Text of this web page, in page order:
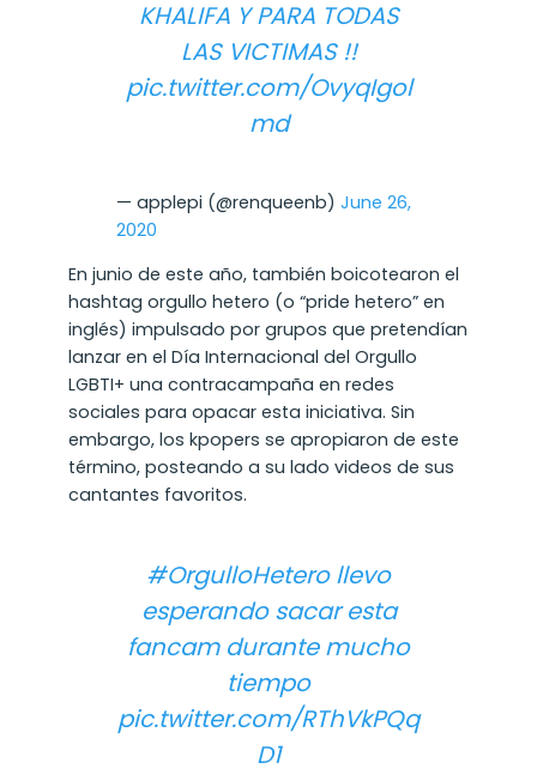
KHALIFA Y PARA TODAS
LAS VICTIMAS !!
pic.twitter.com/OvyqIgol
md
— applepi (@renqueenb) June 26,
2020
En junio de este año, también boicotearon el
hashtag orgullo hetero (o “pride hetero” en
inglés) impulsado por grupos que pretendían
lanzar en el Día Internacional del Orgullo
LGBTI+ una contracampaña en redes
sociales para opacar esta iniciativa. Sin
embargo, los kpopers se apropiaron de este
término, posteando a su lado videos de sus
cantantes favoritos.
#OrgulloHeterollevo
esperando sacar esta
fancam durante mucho
tiempo
pic.twitter.com/RThVkPQq
D1